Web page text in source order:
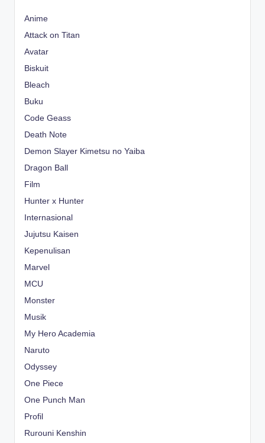
Anime
Attack on Titan
Avatar
Biskuit
Bleach
Buku
Code Geass
Death Note
Demon Slayer Kimetsu no Yaiba
Dragon Ball
Film
Hunter x Hunter
Internasional
Jujutsu Kaisen
Kepenulisan
Marvel
MCU
Monster
Musik
My Hero Academia
Naruto
Odyssey
One Piece
One Punch Man
Profil
Rurouni Kenshin